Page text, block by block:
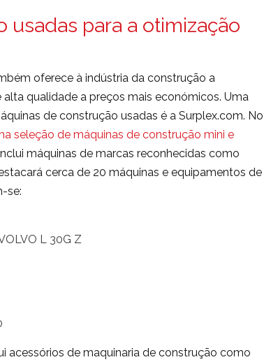
para a otimização
oferece à indústria da construção a
qualidade a preços mais económicos. Uma
de construção usadas é a Surplex.com. No
seleção de máquinas de construção mini e
máquinas de marcas reconhecidas como
cerca de 20 máquinas e equipamentos de
se:
L 30G Z
acessórios de maquinaria de construção como